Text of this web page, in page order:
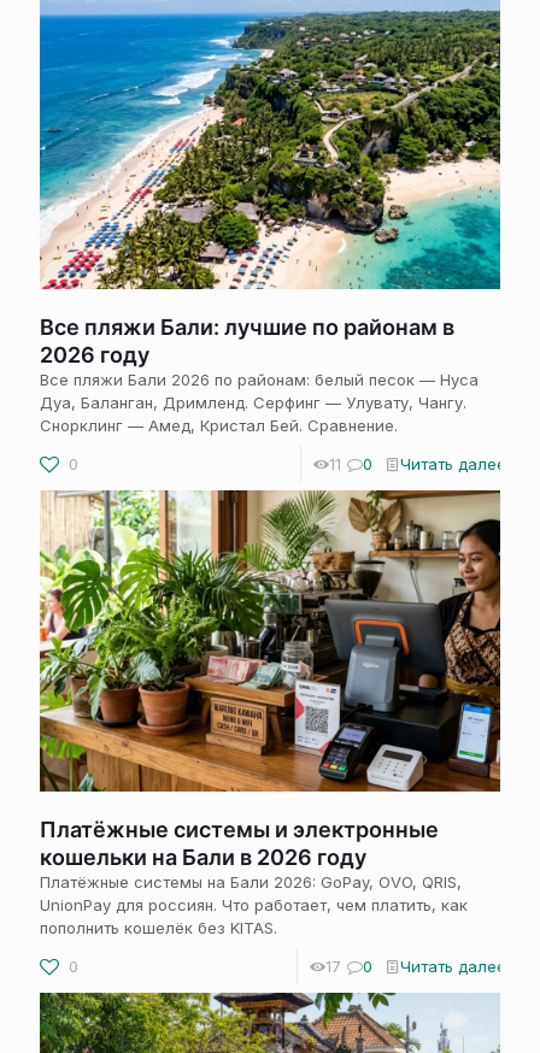
Все пляжи Бали: лучшие по районам в
2026 году
Все пляжи Бали 2026 по районам: белый песок — Нуса
Дуа, Баланган, Дримленд. Серфинг — Улувату, Чангу.
Снорклинг — Амед, Кристал Бей. Сравнение.
0
11 0 Читать далее
Платёжные системы и электронные
кошельки на Бали в 2026 году
Платёжные системы на Бали 2026: GoPay, OVO, QRIS,
UnionPay для россиян. Что работает, чем платить, как
пополнить кошелёк без KITAS.
0
17 0 Читать далее